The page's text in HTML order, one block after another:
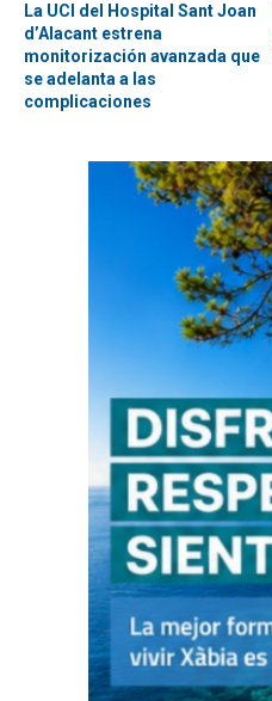
La UCI del Hospital Sant Joan
d’Alacant estrena
monitorización avanzada que
se adelanta a las
complicaciones